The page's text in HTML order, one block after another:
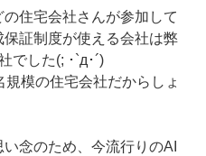
住宅会社さんが参加して
証制度が使える会社は弊
でした(; ･`д･´)
模の住宅会社だからしょ
念のため、今流行りのAI